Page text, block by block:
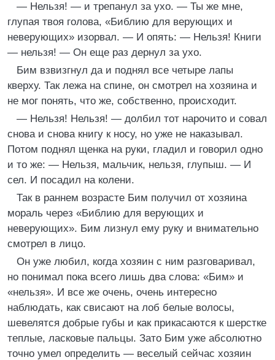
— Нельзя! — и трепанул за ухо. — Ты же мне,
глупая твоя голова, «Библию для верующих и
неверующих» изорвал. — И опять: — Нельзя! Книги
— нельзя! — Он еще раз дернул за ухо.
Бим взвизгнул да и поднял все четыре лапы
кверху. Так лежа на спине, он смотрел на хозяина и
не мог понять, что же, собственно, происходит.
— Нельзя! Нельзя! — долбил тот нарочито и совал
снова и снова книгу к носу, но уже не наказывал.
Потом поднял щенка на руки, гладил и говорил одно
и то же: — Нельзя, мальчик, нельзя, глупыш. — И
сел. И посадил на колени.
Так в раннем возрасте Бим получил от хозяина
мораль через «Библию для верующих и
неверующих». Бим лизнул ему руку и внимательно
смотрел в лицо.
Он уже любил, когда хозяин с ним разговаривал,
но понимал пока всего лишь два слова: «Бим» и
«нельзя». И все же очень, очень интересно
наблюдать, как свисают на лоб белые волосы,
шевелятся добрые губы и как прикасаются к шерстке
теплые, ласковые пальцы. Зато Бим уже абсолютно
точно умел определить — веселый сейчас хозяин